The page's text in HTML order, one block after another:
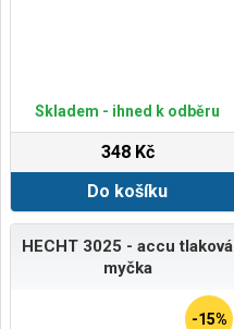
Skladem - ihned k odběru
348 Kč
Do košíku
HECHT 3025 - accu tlaková
myčka
-15%